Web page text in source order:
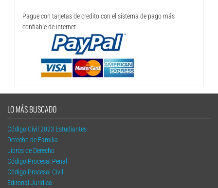
Pague con tarjetas de credito con el sistema de pago más
confiable de internet.
LO MÁS BUSCADO
Código Civil 2023 Estudiantes
Derecho de Familia
Libros de Derecho
Código Procesal Penal
Código Procesal Civil
Editorial Jurídica